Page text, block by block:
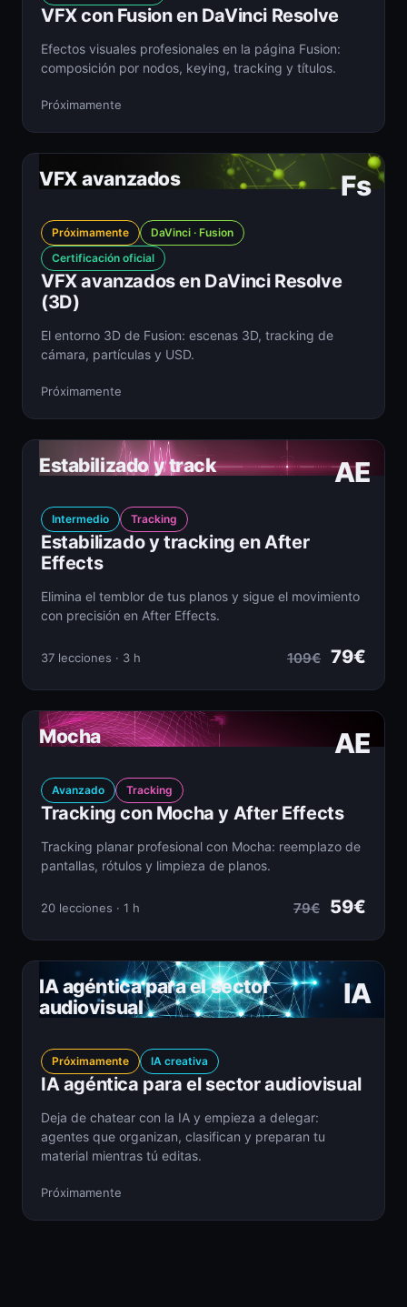
VFX con Fusion en DaVinci Resolve
Efectos visuales profesionales en la página Fusion:
composición por nodos, keying, tracking y títulos.
Próximamente
Fs
VFX avanzados
Próximamente
DaVinci · Fusion
Certificación oficial
VFX avanzados en DaVinci Resolve
(3D)
El entorno 3D de Fusion: escenas 3D, tracking de
cámara, partículas y USD.
Próximamente
AE
Estabilizado y track
Intermedio Tracking
Estabilizado y tracking en After
Effects
Elimina el temblor de tus planos y sigue el movimiento
con precisión en After Effects.
37 lecciones · 3 h 109€ 79€
AE
Mocha
Avanzado Tracking
Tracking con Mocha y After Effects
Tracking planar profesional con Mocha: reemplazo de
pantallas, rótulos y limpieza de planos.
20 lecciones · 1 h 79€ 59€
IA
IA agéntica para el sector
audiovisual
Próximamente IA creativa
IA agéntica para el sector audiovisual
Deja de chatear con la IA y empieza a delegar:
agentes que organizan, clasifican y preparan tu
material mientras tú editas.
Próximamente